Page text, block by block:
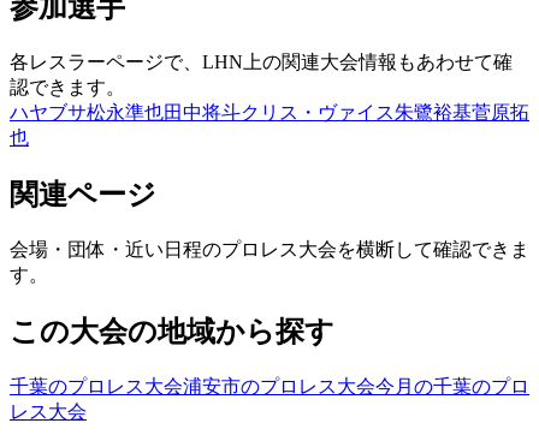
参加選手
各レスラーページで、LHN上の関連大会情報もあわせて確
認できます。
ハヤブサ松永準也田中将斗クリス・ヴァイス朱鷺裕基菅原拓
也
関連ページ
会場・団体・近い日程のプロレス大会を横断して確認できま
す。
この大会の地域から探す
千葉のプロレス大会浦安市のプロレス大会今月の千葉のプロ
レス大会